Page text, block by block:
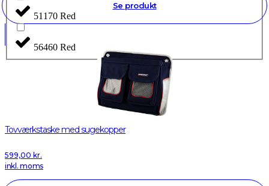
51170 Red
56460 Red
Se produkt
Tovværkstaske med sugekopper
599,00 kr.
inkl. moms